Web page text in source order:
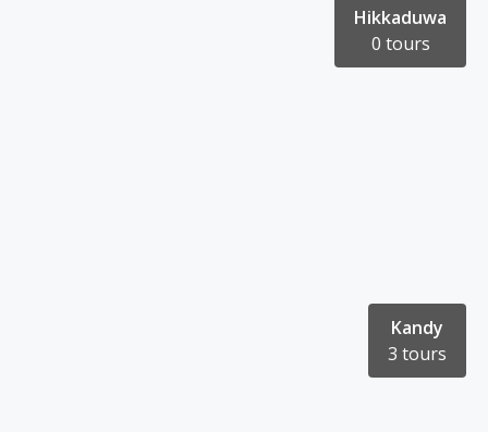
Hikkaduwa
0 tours
Kandy
3 tours